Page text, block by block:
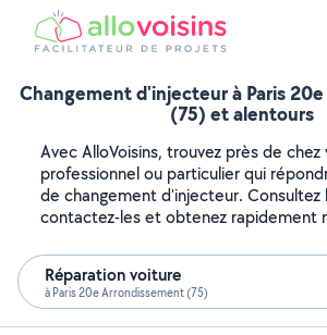
Changement d'injecteur à Paris
(75) et alentours
Avec AlloVoisins, trouvez près de chez
professionnel ou particulier qui
de changement d'injecteur. Consultez
contactez-les et obtenez rapidement
Réparation voiture
à Paris 20e Arrondissement (75)